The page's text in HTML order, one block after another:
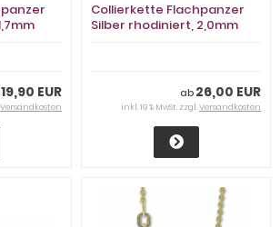
19,90 EUR
Versandkosten
Collierkette Flachpanzer
Silber rhodiniert, 2,0mm
ab 26,00 EUR
inkl. 19 % MwSt. zzgl.Versandkosten